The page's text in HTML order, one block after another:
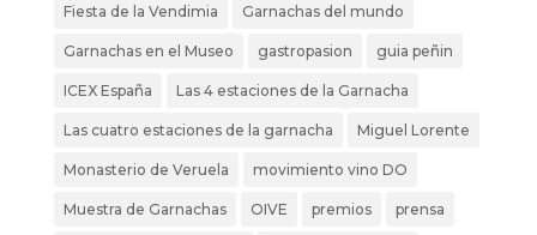
Fiesta de la Vendimia Garnachas del mundo
Garnachas en el Museo gastropasion guia peñin
ICEX España Las 4 estaciones de la Garnacha
Las cuatro estaciones de la garnacha Miguel Lorente
Monasterio de Veruela movimiento vino DO
Muestra de Garnachas OIVE premios prensa